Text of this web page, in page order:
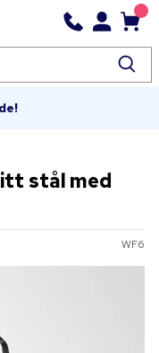
stål med
WF6